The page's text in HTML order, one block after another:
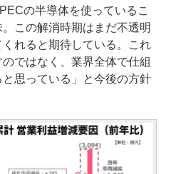
の半導体を使っているこ
この解消時期はまだ不透明
れると期待している。これ
ではなく、業界全体で仕組
思っている」と今後の方針